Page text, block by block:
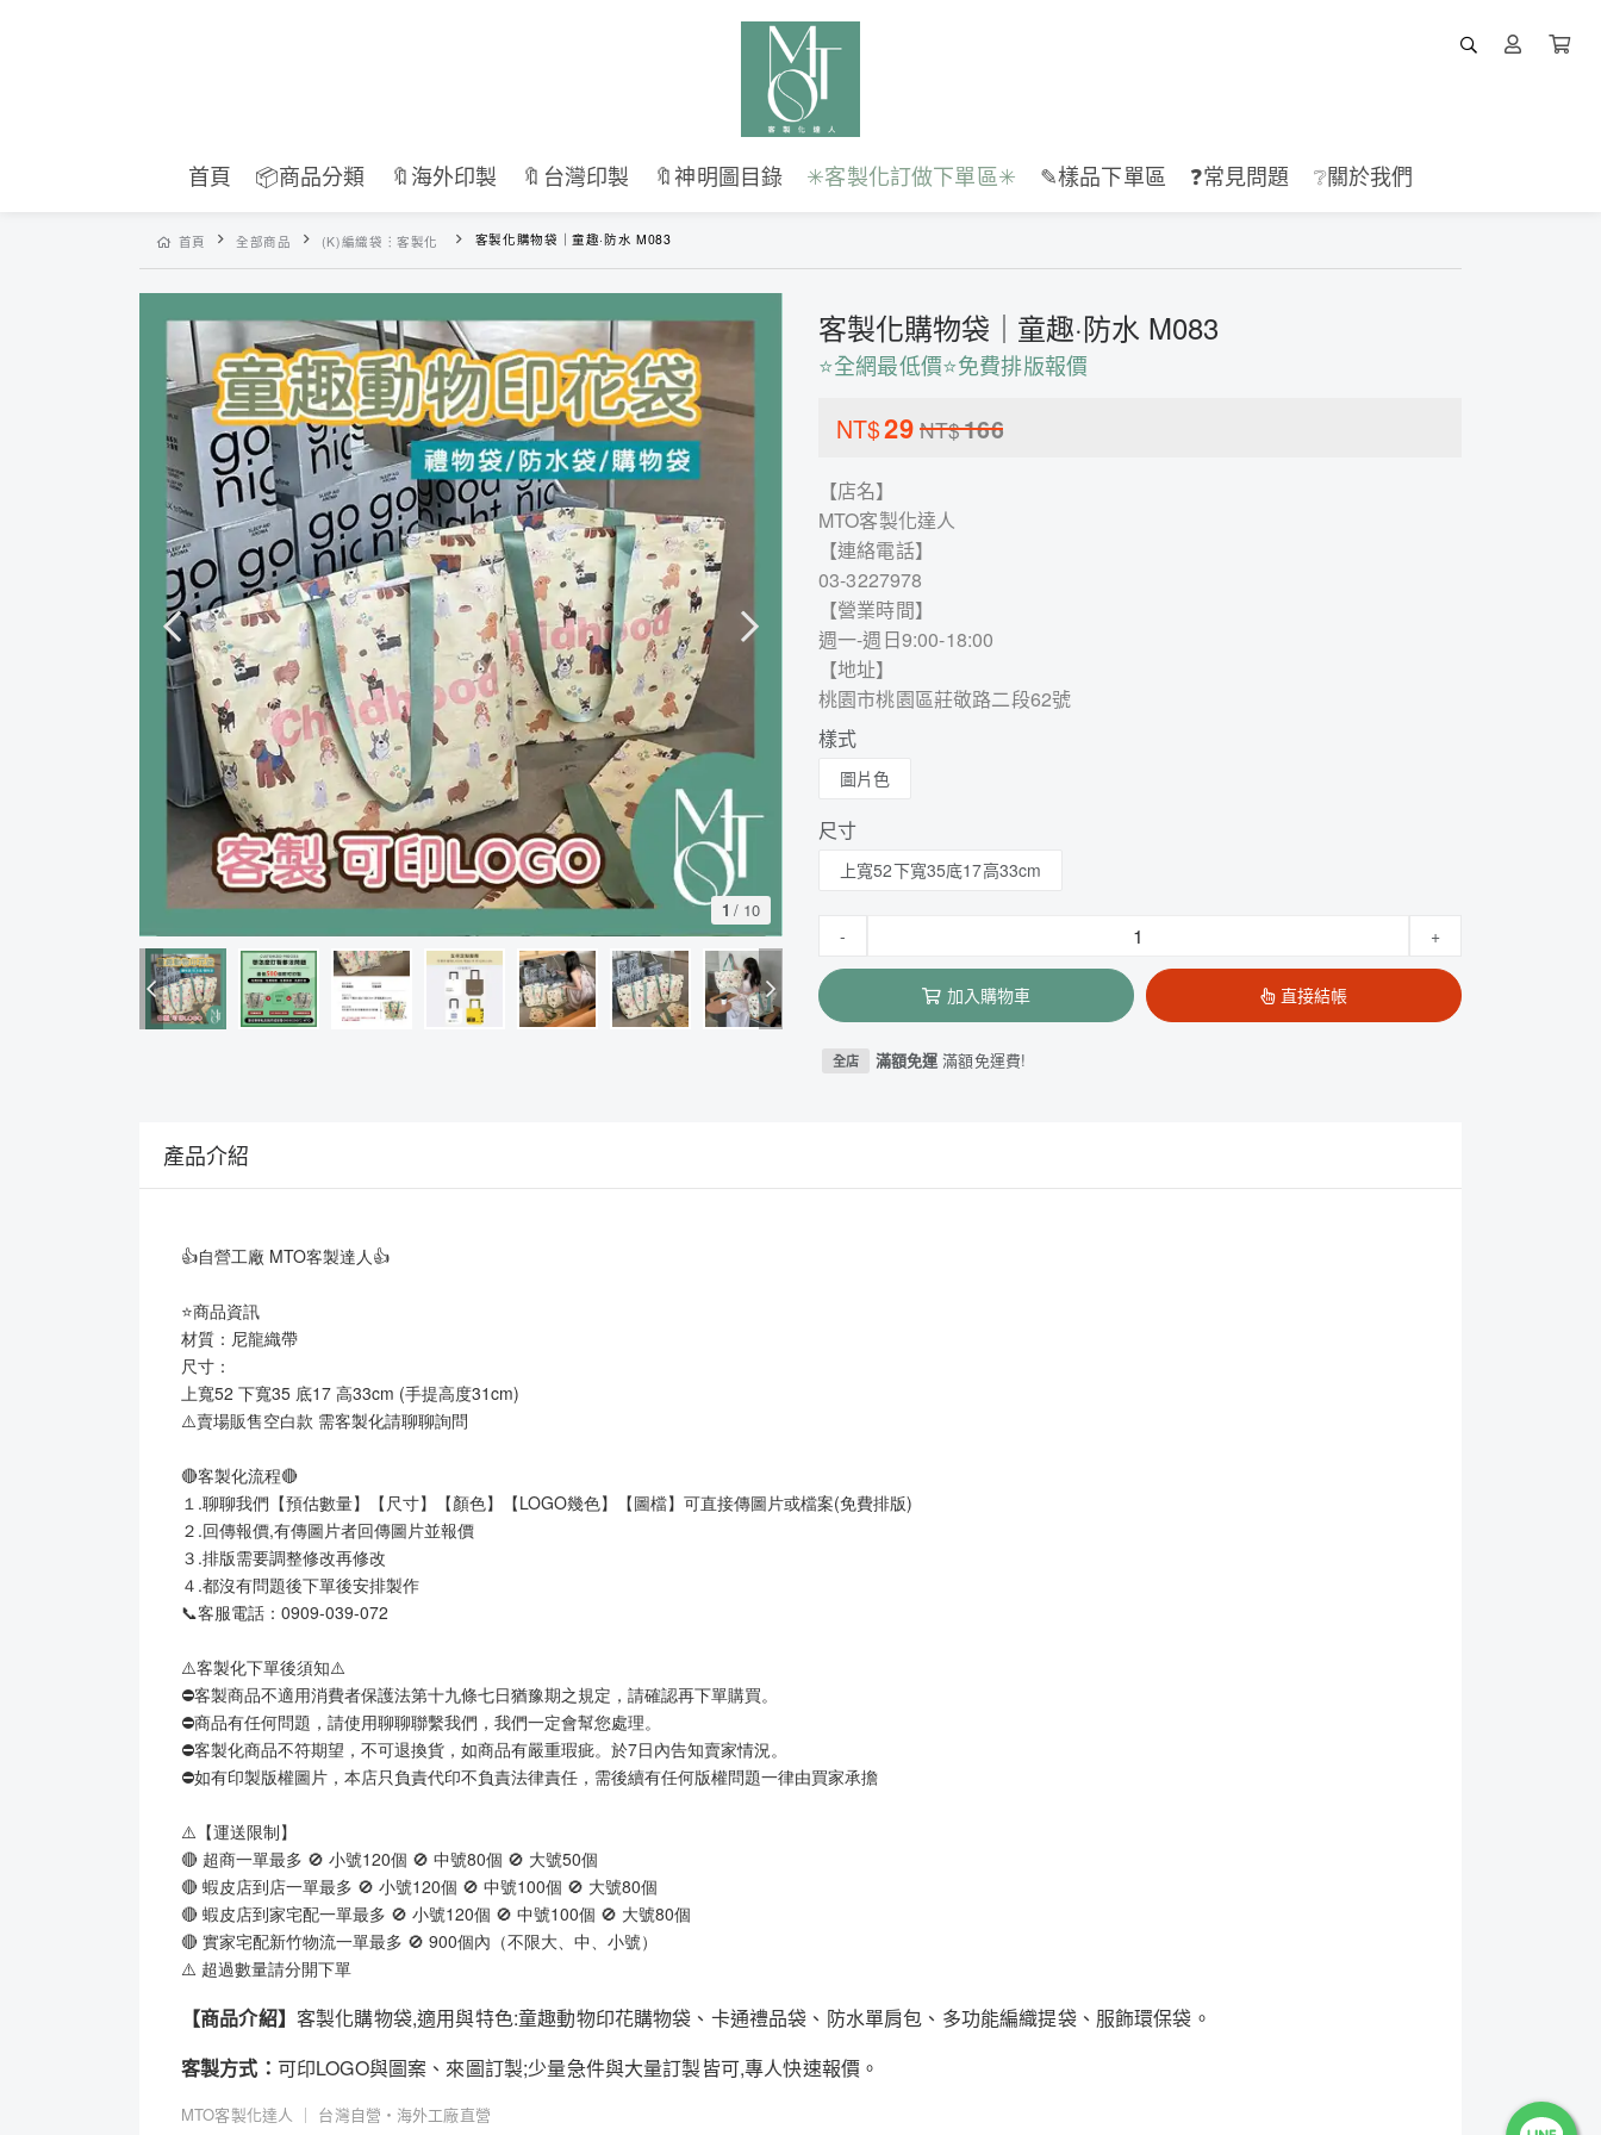
首頁 📦商品分類 🔖海外印製 🔖台灣印製 🔖神明圖目錄 ✳︎客製化訂做下單區✳︎ ✎樣品下單區 ❓常見問題 ❔關於我們
首頁 全部商品 (K)編織袋︙客製化 客製化購物袋｜童趣·防水 M083
1 / 10
客製化購物袋｜童趣·防水 M083
⭐全網最低價⭐免費排版報價
NT$29 NT$166
【店名】
MTO客製化達人
【連絡電話】
03-3227978
【營業時間】
週一-週日9:00-18:00
【地址】
桃園市桃園區莊敬路二段62號
樣式
圖片色
尺寸
上寬52下寬35底17高33cm
- +
加入購物車 直接結帳
全店 滿額免運滿額免運費!
產品介紹
👍自營工廠 MTO客製達人👍
⭐商品資訊
材質：尼龍織帶
尺寸：
上寬52 下寬35 底17 高33cm (手提高度31cm)
⚠️賣場販售空白款 需客製化請聊聊詢問
🔴客製化流程🔴
１.聊聊我們【預估數量】【尺寸】【顏色】【LOGO幾色】【圖檔】可直接傳圖片或檔案(免費排版)
２.回傳報價,有傳圖片者回傳圖片並報價
３.排版需要調整修改再修改
４.都沒有問題後下單後安排製作
📞客服電話：0909-039-072
⚠️客製化下單後須知⚠️
⛔客製商品不適用消費者保護法第十九條七日猶豫期之規定，請確認再下單購買。
⛔商品有任何問題，請使用聊聊聯繫我們，我們一定會幫您處理。
⛔客製化商品不符期望，不可退換貨，如商品有嚴重瑕疵。於7日內告知賣家情況。
⛔如有印製版權圖片，本店只負責代印不負責法律責任，需後續有任何版權問題一律由買家承擔
⚠️【運送限制】
🔴 超商一單最多 🚫 小號120個 🚫 中號80個 🚫 大號50個
🔴 蝦皮店到店一單最多 🚫 小號120個 🚫 中號100個 🚫 大號80個
🔴 蝦皮店到家宅配一單最多 🚫 小號120個 🚫 中號100個 🚫 大號80個
🔴 實家宅配新竹物流一單最多 🚫 900個內（不限大、中、小號）
⚠️ 超過數量請分開下單
【商品介紹】 客製化購物袋,適用與特色:童趣動物印花購物袋、卡通禮品袋、防水單肩包、多功能編織提袋、服飾環保袋。
客製方式： 可印LOGO與圖案、來圖訂製;少量急件與大量訂製皆可,專人快速報價。
MTO客製化達人 ｜ 台灣自營・海外工廠直營